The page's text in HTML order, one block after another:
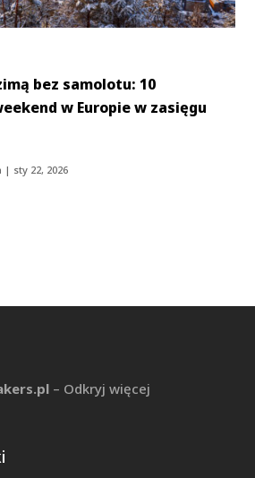
bez samolotu: 10
w Europie w zasięgu
| sty 22, 2026
– Odkryj więcej